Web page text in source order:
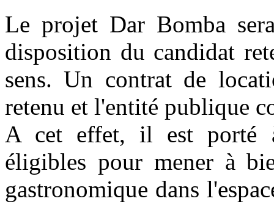
Le projet Dar Bomba
disposition du candidat
sens. Un contrat de
retenu et l'entité publique
A cet effet, il est porté
éligibles pour mener à
gastronomique dans